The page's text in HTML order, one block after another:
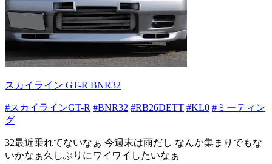
スカイライン GT-R BNR32
#スカイラインGT-R #BNR32 #RB26DETT #KL0 #ミーティン
グ
32最近乗れてないなぁ 今週末は雨だし なんか集まりでもな
いかなぁ久しぶりにワイワイしたいなぁ